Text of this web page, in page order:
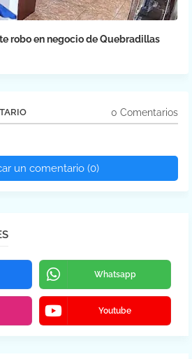
robo en negocio de Quebradillas
0 Comentarios
un comentario (0)
Whatsapp
Youtube